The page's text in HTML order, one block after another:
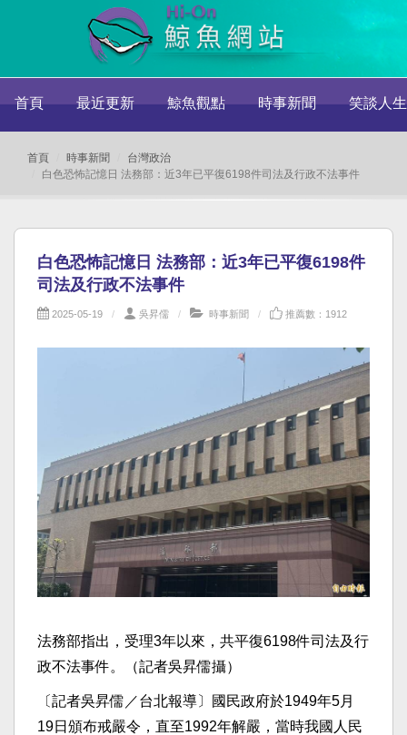
首頁 最近更新 鯨魚觀點 時事新聞 笑談人生
首頁 時事新聞
台灣政治
白色恐怖記憶日 法務部：近3年已平復6198件司法及行政不法事件
白色恐怖記憶日 法務部：近3年已平復6198件
司法及行政不法事件
2025-05-19 吳昇儒 時事新聞 推薦數：1912
法務部指出，受理3年以來，共平復6198件司法及行
政不法事件。（記者吳昇儒攝）
〔記者吳昇儒／台北報導〕國民政府於1949年5月
19日頒布戒嚴令，直至1992年解嚴，當時我國人民